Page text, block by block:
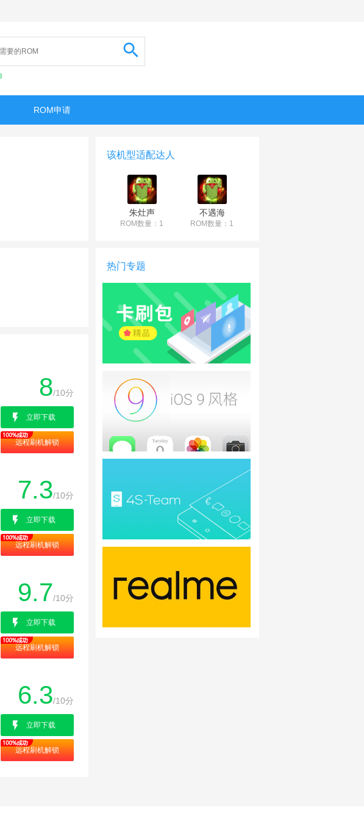
ROM申请
8/10分
立即下载
远程刷机解锁
7.3/10分
立即下载
远程刷机解锁
9.7/10分
立即下载
远程刷机解锁
6.3/10分
立即下载
远程刷机解锁
该机型适配达人
朱灶声
ROM数量：1
不遇海
ROM数量：1
热门专题